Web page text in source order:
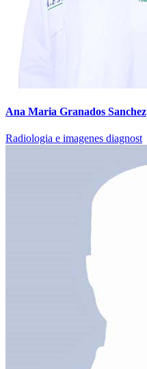
Ana Maria Granados Sanchez
Radiologia e imagenes diagnost